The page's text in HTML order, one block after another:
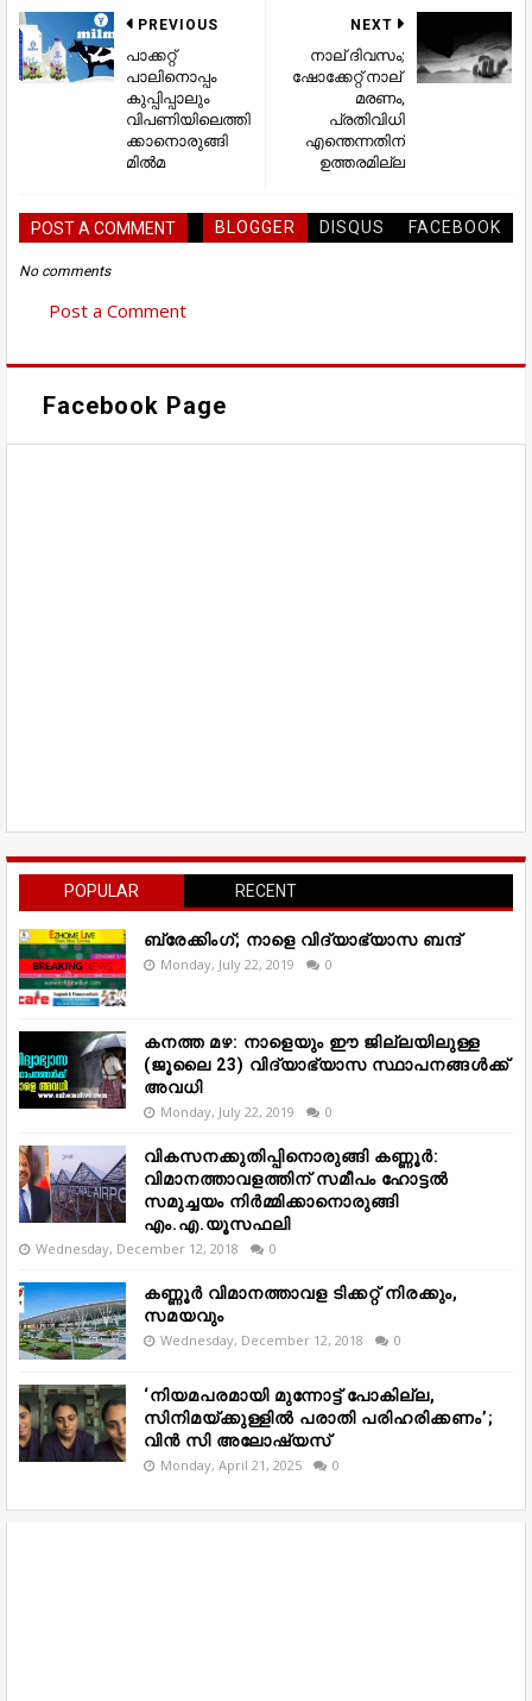
NEXT
നാല്​ ദിവസം;
ഷോ​ക്കേറ്റ്​ നാല്​ ​
മരണം,
പ്രതിവിധി
എന്തെന്നതിന്
ഉത്തരമില്ല
PREVIOUS
പാക്കറ്റ്
പാലിനൊപ്പം
കുപ്പിപ്പാലും
വിപണിയിലെത്തി
ക്കാനൊരുങ്ങി
മിൽമ
POST A COMMENT BLOGGER DISQUS FACEBOOK
No comments
Post a Comment
Facebook Page
POPULAR RECENT
ബ്രേക്കിംഗ്; നാളെ വിദ്യാഭ്യാസ ബന്ദ്
Monday, July 22, 2019 0
കനത്ത മഴ: നാളെയും ഈ ജില്ലയിലുള്ള
(ജൂലൈ 23) വിദ്യാഭ്യാസ സ്ഥാപനങ്ങൾക്ക്
അവധി
Monday, July 22, 2019 0
വികസനക്കുതിപ്പിനൊരുങ്ങി കണ്ണൂർ:
വിമാനത്താവളത്തിന് സമീപം ഹോട്ടൽ
സമുച്ചയം നിർമ്മിക്കാനൊരുങ്ങി
എം.എ.യൂസഫലി
Wednesday, December 12, 2018 0
കണ്ണൂർ വിമാനത്താവള ടിക്കറ്റ് നിരക്കും,
സമയവും
Wednesday, December 12, 2018 0
‘നിയമപരമായി മുന്നോട്ട് പോകില്ല,
സിനിമയ്ക്കുള്ളിൽ പരാതി പരിഹരിക്കണം’;
വിൻ സി അലോഷ്യസ്
Monday, April 21, 2025 0